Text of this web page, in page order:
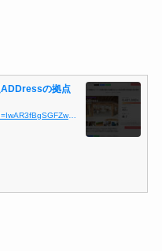
ADDressの拠点
https://camp-fire.jp/projects/view/169847?fbclid=IwAR3fBgSGFZwaU8FkSiTfFJGCojX_lyrGz7EefxxmPAhZedPkQFZo6de9H8Q